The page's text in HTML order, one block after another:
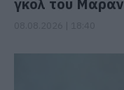
γκολ του